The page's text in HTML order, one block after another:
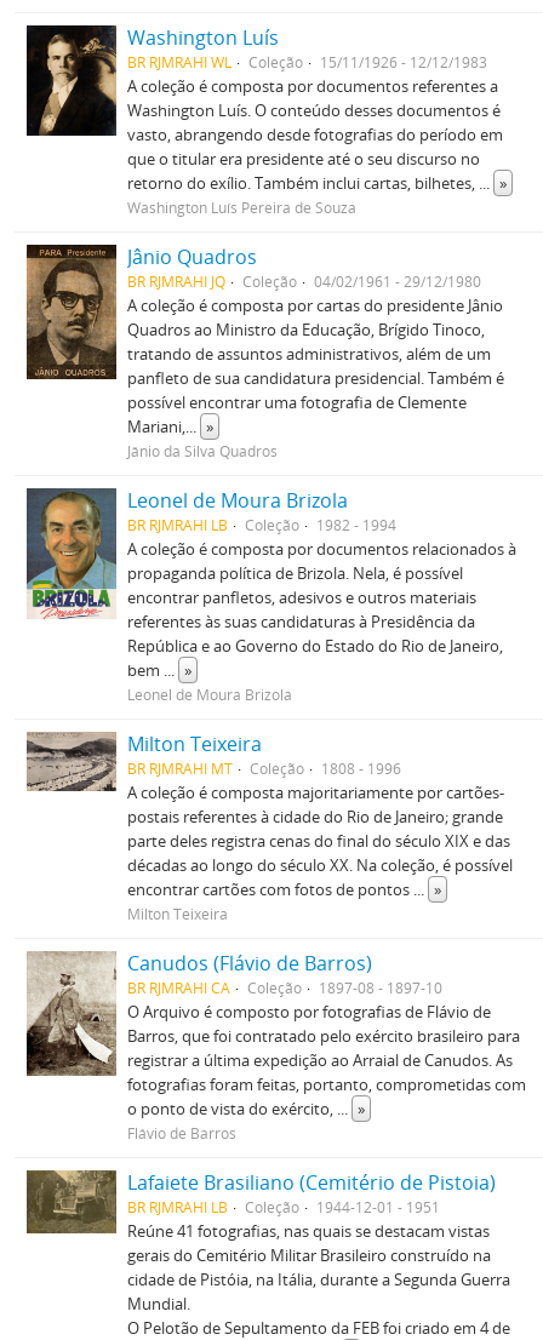
Washington Luís
BR RJMRAHI WL Coleção 15/11/1926 - 12/12/1983
A coleção é composta por documentos referentes a
Washington Luís. O conteúdo desses documentos é
vasto, abrangendo desde fotografias do período em
que o titular era presidente até o seu discurso no
retorno do exílio. Também inclui cartas, bilhetes, ... »
Washington Luís Pereira de Souza
Jânio Quadros
BR RJMRAHI JQ Coleção 04/02/1961 - 29/12/1980
A coleção é composta por cartas do presidente Jânio
Quadros ao Ministro da Educação, Brígido Tinoco,
tratando de assuntos administrativos, além de um
panfleto de sua candidatura presidencial. Também é
possível encontrar uma fotografia de Clemente
Mariani,... »
Jânio da Silva Quadros
Leonel de Moura Brizola
BR RJMRAHI LB Coleção 1982 - 1994
A coleção é composta por documentos relacionados à
propaganda política de Brizola. Nela, é possível
encontrar panfletos, adesivos e outros materiais
referentes às suas candidaturas à Presidência da
República e ao Governo do Estado do Rio de Janeiro,
bem ... »
Leonel de Moura Brizola
Milton Teixeira
BR RJMRAHI MT Coleção 1808 - 1996
A coleção é composta majoritariamente por cartões-
postais referentes à cidade do Rio de Janeiro; grande
parte deles registra cenas do final do século XIX e das
décadas ao longo do século XX. Na coleção, é possível
encontrar cartões com fotos de pontos ... »
Milton Teixeira
Canudos (Flávio de Barros)
BR RJMRAHI CA Coleção 1897-08 - 1897-10
O Arquivo é composto por fotografias de Flávio de
Barros, que foi contratado pelo exército brasileiro para
registrar a última expedição ao Arraial de Canudos. As
fotografias foram feitas, portanto, comprometidas com
o ponto de vista do exército, ... »
Flávio de Barros
Lafaiete Brasiliano (Cemitério de Pistoia)
BR RJMRAHI LB Coleção 1944-12-01 - 1951
Reúne 41 fotografias, nas quais se destacam vistas
gerais do Cemitério Militar Brasileiro construído na
cidade de Pistóia, na Itália, durante a Segunda Guerra
Mundial.
O Pelotão de Sepultamento da FEB foi criado em 4 de